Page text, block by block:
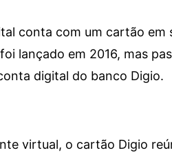
conta com um cartão
lançado em 2016, mas
digital do banco Digio.
virtual, o cartão Digio